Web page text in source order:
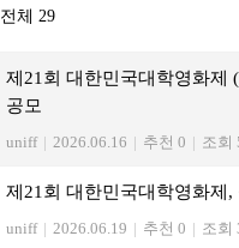
전체 29
제21회 대한민국대학영화제
공모
uniff | 2026.06.16 | 추천 0 | 조회
제21회 대한민국대학영화제
uniff | 2026.06.19 | 추천 0 | 조회